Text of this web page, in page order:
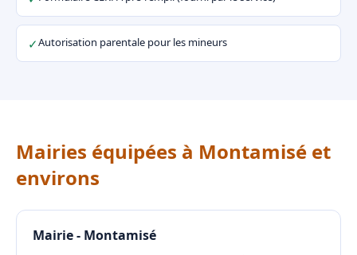
✓Autorisation parentale pour les mineurs
Mairies équipées à Montamisé et
environs
Mairie - Montamisé